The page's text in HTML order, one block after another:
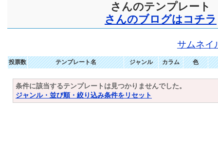
さんのテンプレート
さんのブログはコチラ
サムネイ
投票数 テンプレート名 ジャンル カラム 色
条件に該当するテンプレートは見つかりませんでした。
ジャンル・並び順・絞り込み条件をリセット